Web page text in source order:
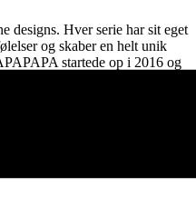
designs. Hver serie har sit eget
og skaber en helt unik
startede op i 2016 og
plakater og lærredsprint